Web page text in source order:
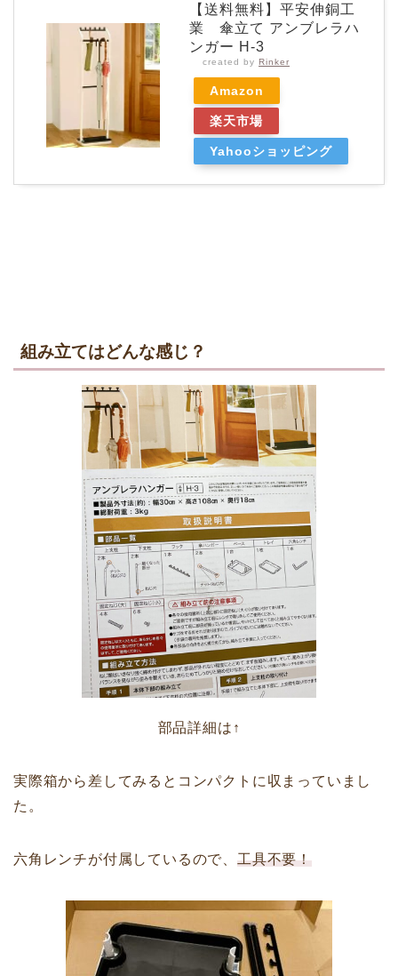
【送料無料】平安伸銅工
業 傘立て アンブレラハ
ンガー H-3
created by Rinker
Amazon
楽天市場
Yahooショッピング
組み立てはどんな感じ？
部品詳細は↑
実際箱から差してみるとコンパクトに収まっていまし
た。
六角レンチが付属しているので、 工具不要！